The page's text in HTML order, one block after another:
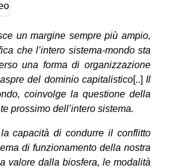
un margine sempre più ampio,
che l’intero sistema-mondo sta
una forma di organizzazione
del dominio capitalistico[..] Il
coinvolge la questione della
prossimo dell’intero sistema.
capacità di condurre il conflitto
di funzionamento della nostra
valore dalla biosfera, le modalità